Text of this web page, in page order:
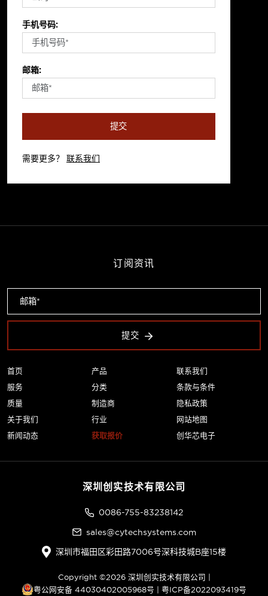
手机号码:
邮箱:
提交
需要更多？ 联系我们
首页
服务
质量
关于我们
新闻动态
产品
分类
制造商
行业
获取报价
联系我们
条款与条件
隐私政策
网站地图
创华芯电子
订阅资讯
提交
深圳创实技术有限公司
0086-755-83238142
sales@cytechsystems.com
深圳市福田区彩田路7006号深科技城B座15楼
Copyright ©2026 深圳创实技术有限公司 |
粤公网安备 44030402005968号 | 粤ICP备2022093419号